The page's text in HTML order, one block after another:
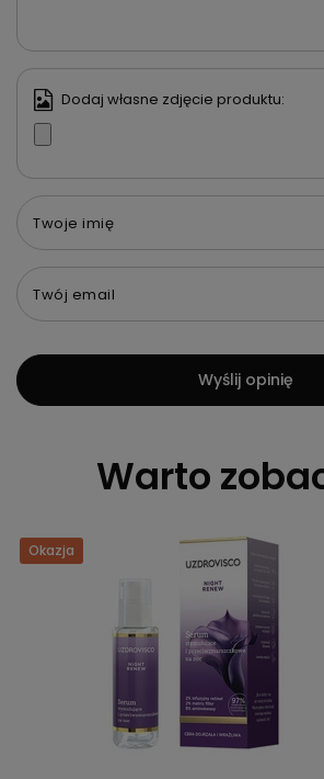
Dodaj własne zdjęcie produktu:
Twoje imię
Twój email
Wyślij opinię
Warto
Okazja